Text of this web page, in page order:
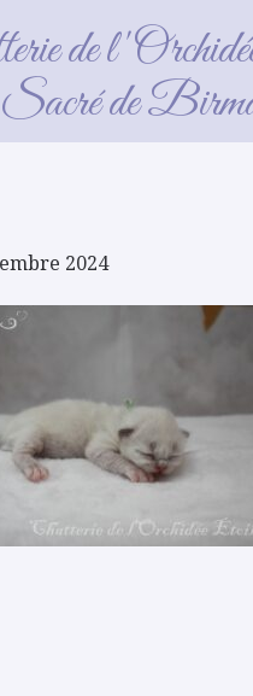
de
Sacré de
Zeus
2024